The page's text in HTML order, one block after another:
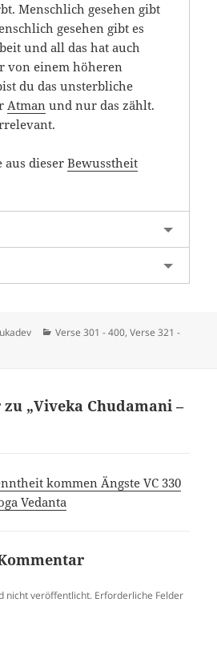
Menschlich gesehen gibt
gesehen gibt es
und all das hat auch
von einem höheren
du das unsterbliche
Atman und nur das zählt.
aus dieserBewusstheit
Kategorien
Verse 301 - 400,Verse 321 -
„Viveka Chudamani –
kommen Ängste VC 330
Vedanta
nicht veröffentlicht. Erforderliche Felder